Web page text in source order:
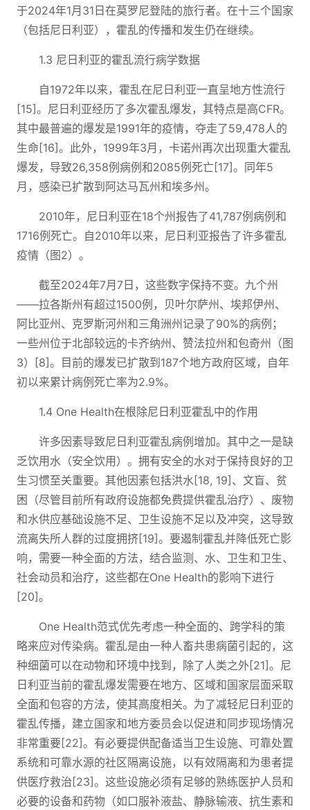
于2024年1月31日在莫罗尼登陆的旅行者。在十三个国家
（包括尼日利亚），霍乱的传播和发生仍在继续。
1.3 尼日利亚的霍乱流行病学数据
自1972年以来，霍乱在尼日利亚一直呈地方性流行
[15]。尼日利亚经历了多次霍乱爆发，其特点是高CFR。
其中最普遍的爆发是1991年的疫情，夺走了59,478人的
生命[16]。此外，1999年3月，卡诺州再次出现重大霍乱
爆发，导致26,358例病例和2085例死亡[17]。同年5
月，感染已扩散到阿达马瓦州和埃多州。
2010年，尼日利亚在18个州报告了41,787例病例和
1716例死亡。自2010年以来，尼日利亚报告了许多霍乱
疫情（图2）。
截至2024年7月7日，这些数字保持不变。九个州
——拉各斯州有超过1500例，贝叶尔萨州、埃邦伊州、
阿比亚州、克罗斯河州和三角洲州记录了90%的病例；
一些州位于北部较远的卡齐纳州、赞法拉州和包奇州（图
3）[8]。目前的爆发已扩散到187个地方政府区域，自年
初以来累计病例死亡率为2.9%。
1.4 One Health在根除尼日利亚霍乱中的作用
许多因素导致尼日利亚霍乱病例增加。其中之一是缺
乏饮用水（安全饮用）。拥有安全的水对于保持良好的卫
生习惯至关重要。其他因素包括洪水[18, 19]、文盲、贫
困（尽管目前所有政府设施都免费提供霍乱治疗）、废物
和水供应基础设施不足、卫生设施不足以及冲突，这导致
流离失所人群的过度拥挤[19]。要遏制霍乱并降低死亡影
响，需要一种全面的方法，结合监测、水、卫生和卫生、
社会动员和治疗，这些都在One Health的影响下进行
[20]。
One Health范式优先考虑一种全面的、跨学科的策
略来应对传染病。霍乱是由一种人畜共患病菌引起的，这
种细菌可以在动物和环境中找到，除了人类之外[21]。尼
日利亚当前的霍乱爆发需要在地方、区域和国家层面采取
全面和包容的方法，使其高度相关。为了减轻尼日利亚的
霍乱传播，建立国家和地方委员会以促进和同步现场情况
非常重要[22]。有必要提供配备适当卫生设施、可靠处置
系统和可靠水源的社区隔离设施，以有效隔离和为患者提
供医疗救治[23]。这些设施必须有足够的熟练医护人员和
必要的设备和药物（如口服补液盐、静脉输液、抗生素和